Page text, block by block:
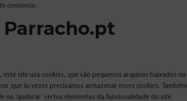
connosco.
site usa cookies, que são pequenos arquivos baixados
que às vezes precisamos armazenar esses cookies.
‘quebrar’ certos elementos da funcionalidade do site.